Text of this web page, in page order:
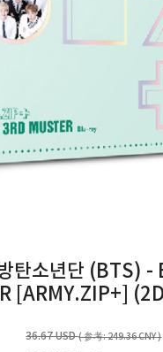
탄소년단 (BTS) -
[ARMY.ZIP+]
36.67 USD( 参考: 249.36 CNY )